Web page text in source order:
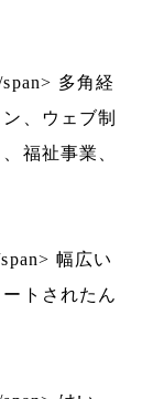
多角経
、ウェブ制
福祉事業、
幅広い
トされたん